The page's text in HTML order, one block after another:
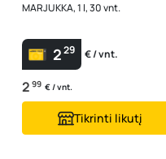
MARJUKKA, 1 l, 30 vnt.
229 € / vnt.
2 99 € / vnt.
Tikrinti likutį